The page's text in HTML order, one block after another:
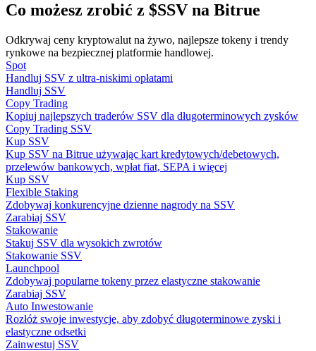
Przewodnik dla początkujących dotyczący kontraktów futures
Strategie handlowe
Dowiedz się, jak zachować rentowność
Co możesz zrobić z $SSV na Bitrue
Odkrywaj ceny kryptowalut na żywo, najlepsze tokeny i trendy
rynkowe na bezpiecznej platformie handlowej.
Spot
Handluj SSV z ultra-niskimi opłatami
Handluj SSV
Copy Trading
Kopiuj najlepszych traderów SSV dla długoterminowych zysków
Copy Trading SSV
Kup SSV
Kup SSV na Bitrue używając kart kredytowych/debetowych,
przelewów bankowych, wpłat fiat, SEPA i więcej
Kup SSV
Flexible Staking
Zdobywaj konkurencyjne dzienne nagrody na SSV
Zarabiaj SSV
Stakowanie
Stakuj SSV dla wysokich zwrotów
Stakowanie SSV
Launchpool
Zdobywaj popularne tokeny przez elastyczne stakowanie
Zarabiaj SSV
Auto Inwestowanie
Rozłóż swoje inwestycje, aby zdobyć długoterminowe zyski i
elastyczne odsetki
Zainwestuj SSV